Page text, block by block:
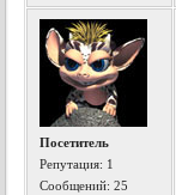
Посетитель
Репутация: 1
Сообщений: 25